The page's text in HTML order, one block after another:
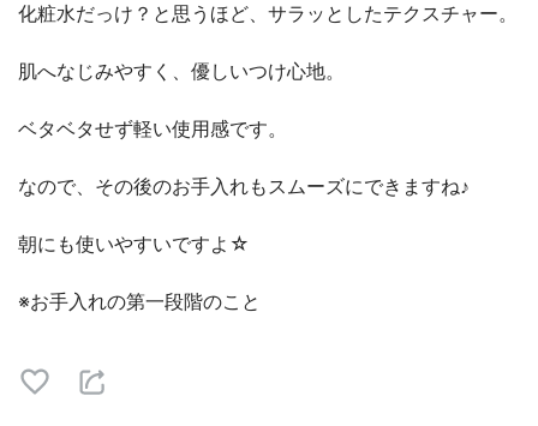
化粧水だっけ？と思うほど、サラッとしたテクスチャー。
肌へなじみやすく、優しいつけ心地。
ベタベタせず軽い使用感です。
なので、その後のお手入れもスムーズにできますね♪
朝にも使いやすいですよ☆
※お手入れの第一段階のこと